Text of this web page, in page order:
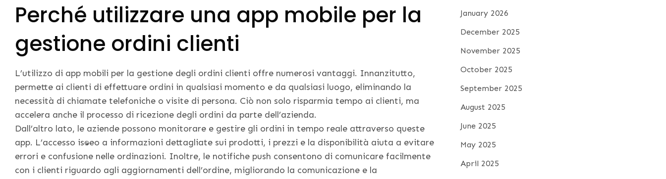
Perché utilizzare una app mobile per la
gestione ordini clienti
L’utilizzo di app mobili per la gestione degli ordini clienti offre numerosi vantaggi. Innanzitutto,
permette ai clienti di effettuare ordini in qualsiasi momento e da qualsiasi luogo, eliminando la
necessità di chiamate telefoniche o visite di persona. Ciò non solo risparmia tempo ai clienti, ma
accelera anche il processo di ricezione degli ordini da parte dell’azienda.
Dall’altro lato, le aziende possono monitorare e gestire gli ordini in tempo reale attraverso queste
app. L’accesso istantaneo a informazioni dettagliate sui prodotti, i prezzi e la disponibilità aiuta a evitare
errori e confusione nelle ordinazioni. Inoltre, le notifiche push consentono di comunicare facilmente
con i clienti riguardo agli aggiornamenti dell’ordine, migliorando la comunicazione e la
January 2026
December 2025
November 2025
October 2025
September 2025
August 2025
June 2025
May 2025
April 2025